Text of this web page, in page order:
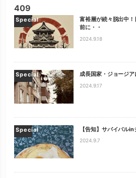
409
Special
富裕層が続々脱出中
前に・・
2024.9.18
Special 成長国家・ジョージ
2024.9.17
Special 【告知】サバイバル
2024.9.7